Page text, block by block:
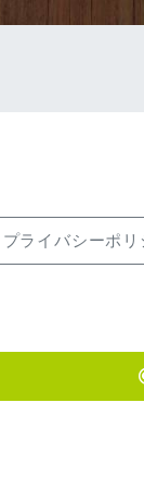
プライバシーポリ